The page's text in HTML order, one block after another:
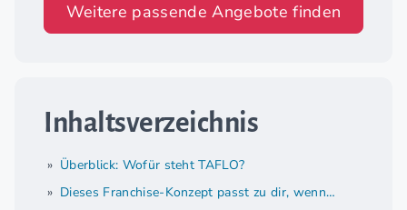
Weitere passende Angebote finden
Inhaltsverzeichnis
Überblick: Wofür steht TAFLO?
Dieses Franchise-Konzept passt zu dir, wenn…